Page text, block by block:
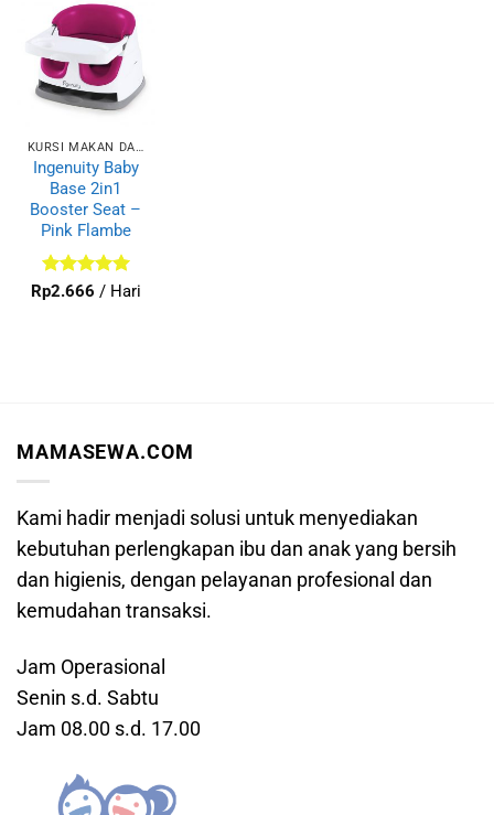
KURSI MAKAN DAN HIGHCHAIR
Ingenuity Baby
Base 2in1
Booster Seat –
Pink Flambe
Dinilai 5
Rp2.666 / Hari
MAMASEWA.COM
Kami hadir menjadi solusi untuk menyediakan
kebutuhan perlengkapan ibu dan anak yang bersih
dan higienis, dengan pelayanan profesional dan
kemudahan transaksi.
Jam Operasional
Senin s.d. Sabtu
Jam 08.00 s.d. 17.00